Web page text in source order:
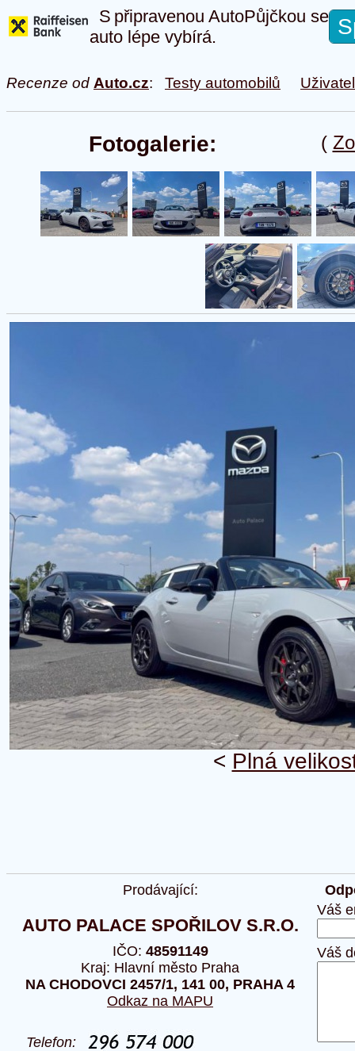
S připravenou AutoPůjčkou se
auto lépe vybírá.
Recenze od Auto.cz: Testy automobilů
(
Fotogalerie:
< Plná
Prodávající:
AUTO PALACE SPOŘILOV S.R.O.
IČO: 48591149
Kraj: Hlavní město Praha
NA CHODOVCI 2457/1, 141 00, PRAHA 4
Odkaz na MAPU
Telefon:
Váš
Váš